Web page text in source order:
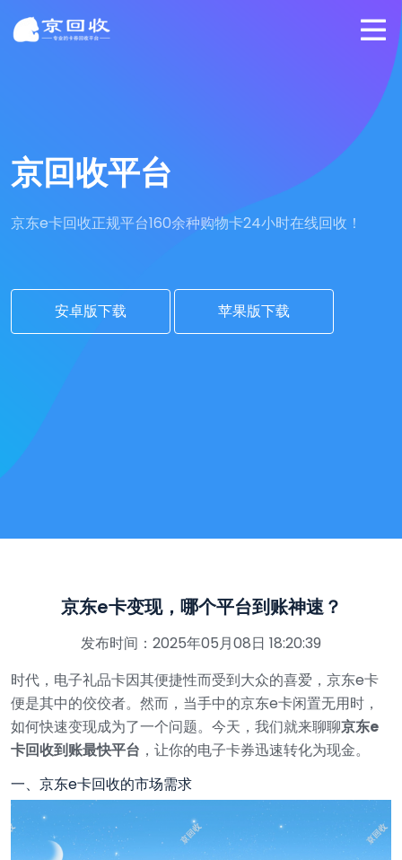
京回收平台
京东e卡回收正规平台160余种购物卡24小时在线回收！
安卓版下载 苹果版下载
京东e卡变现，哪个平台到账神速？
发布时间：2025年05月08日 18:20:39
时代，电子礼品卡因其便捷性而受到大众的喜爱，京东e卡
便是其中的佼佼者。然而，当手中的京东e卡闲置无用时，
如何快速变现成为了一个问题。今天，我们就来聊聊京东e
卡回收到账最快平台 ，让你的电子卡券迅速转化为现金。
一、京东e卡回收的市场需求